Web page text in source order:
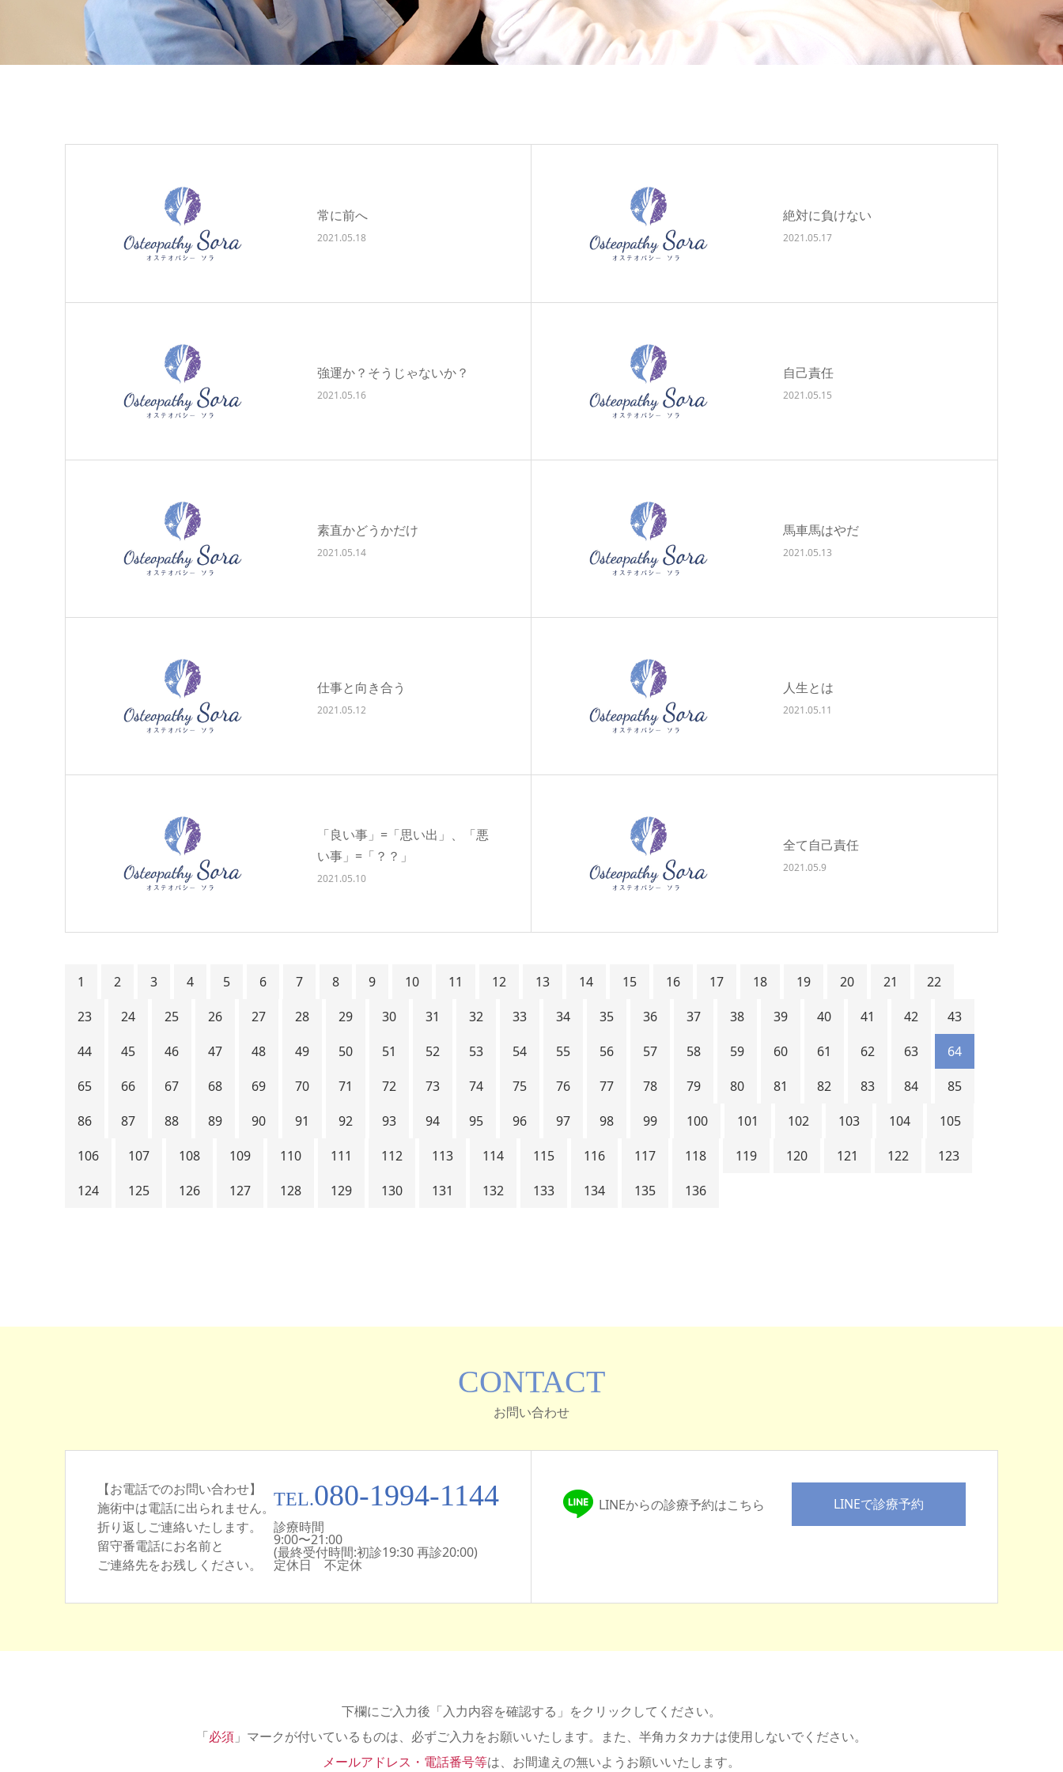
常に前へ
2021.05.18
絶対に負けない
2021.05.17
強運か？そうじゃないか？
2021.05.16
自己責任
2021.05.15
素直かどうかだけ
2021.05.14
馬車馬はやだ
2021.05.13
仕事と向き合う
2021.05.12
人生とは
2021.05.11
「良い事」=「思い出」、「悪
い事」=「？？」
2021.05.10
全て自己責任
2021.05.9
1 2 3 4 5 6 7 8 9 10 11 12 13 14 15 16 17 18 19 20 21
22
23
24 25 26 27 28 29 30 31 32 33 34 35 36 37 38 39 40 41 42
43
44
45 46 47 48 49 50 51 52 53 54 55 56 57 58 59 60 61 62 63
64
65
66 67 68 69 70 71 72 73 74 75 76 77 78 79 80 81 82 83 84
85
86
87 88 89 90 91 92 93 94 95 96 97 98 99 100 101 102 103 104
105
106
107 108 109 110 111 112 113 114 115 116 117 118 119 120 121 122
123
124
125 126 127 128 129 130 131 132 133 134 135 136
CONTACT
お問い合わせ
【お電話でのお問い合わせ】
施術中は電話に出られません。
折り返しご連絡いたします。
留守番電話にお名前と
ご連絡先をお残しください。
TEL.080-1994-1144
診療時間
9:00〜21:00
(最終受付時間:初診19:30 再診20:00)
定休日 不定休
LINEからの診療予約はこちら LINEで診療予約
下欄にご入力後「入力内容を確認する」をクリックしてください。
「必須 」マークが付いているものは、必ずご入力をお願いいたします。また、半角カタカナは使用しないでください。
メールアドレス・電話番号等は、お間違えの無いようお願いいたします。